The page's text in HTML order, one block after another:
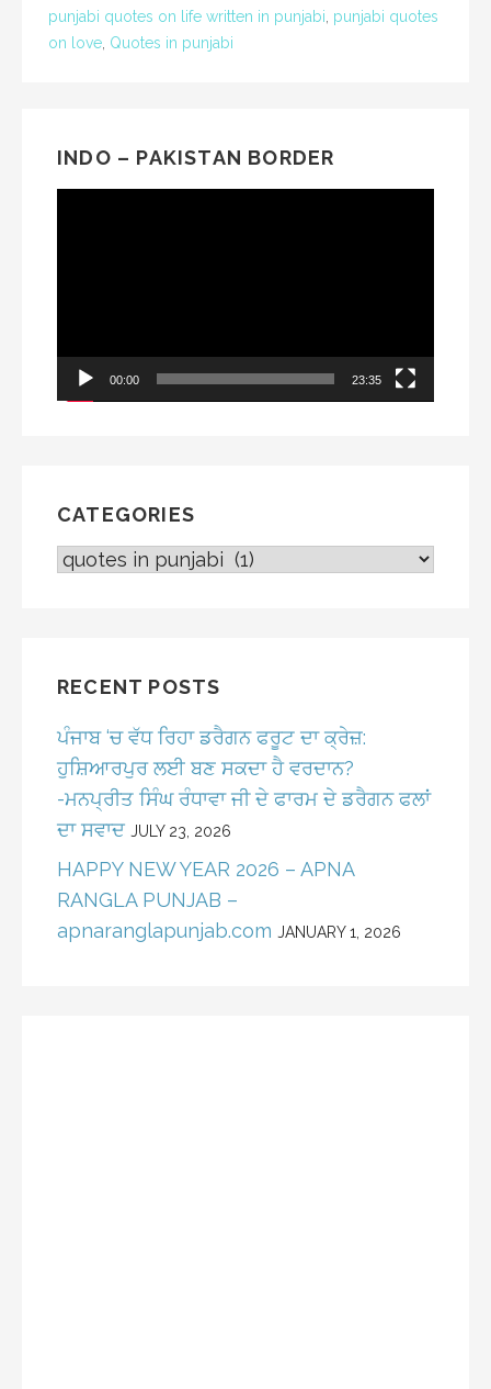
punjabi quotes on life written in punjabi punjabi quotes
on love Quotes in punjabi
INDO – PAKISTAN BORDER
00:00 23:35
CATEGORIES
CATEGORIES
RECENT POSTS
ਪੰਜਾਬ ‘ਚ ਵੱਧ ਰਿਹਾ ਡਰੈਗਨ ਫਰੂਟ ਦਾ ਕ੍ਰੇਜ਼:
ਹੁਸ਼ਿਆਰਪੁਰ ਲਈ ਬਣ ਸਕਦਾ ਹੈ ਵਰਦਾਨ?
-ਮਨਪ੍ਰੀਤ ਸਿੰਘ ਰੰਧਾਵਾ ਜੀ ਦੇ ਫਾਰਮ ਦੇ ਡਰੈਗਨ ਫਲਾਂ
ਦਾ ਸਵਾਦ JULY 23, 2026
HAPPY NEW YEAR 2026 – APNA
RANGLA PUNJAB –
apnaranglapunjab.com JANUARY 1, 2026